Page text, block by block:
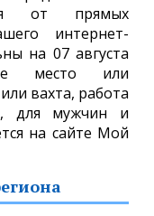
от прямых
интернет-
на 07 августа
место или
вахта, работа
для мужчин и
на сайте Мой